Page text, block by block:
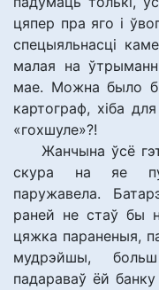
цяпер пра яго і
спецыяльнасці
малая на
мае. Можна было
картограф, хіба
«гохшуле»?!
Жанчына ўсё
скура на яе
паружавела.
раней не стаў бы
цяжка параненыя,
мудрэйшы,
падараваў ёй